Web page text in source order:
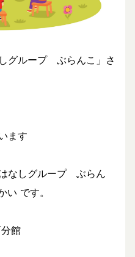
グループ ぶらんこ」さ
ます
なしグループ ぶらん
い です。
館